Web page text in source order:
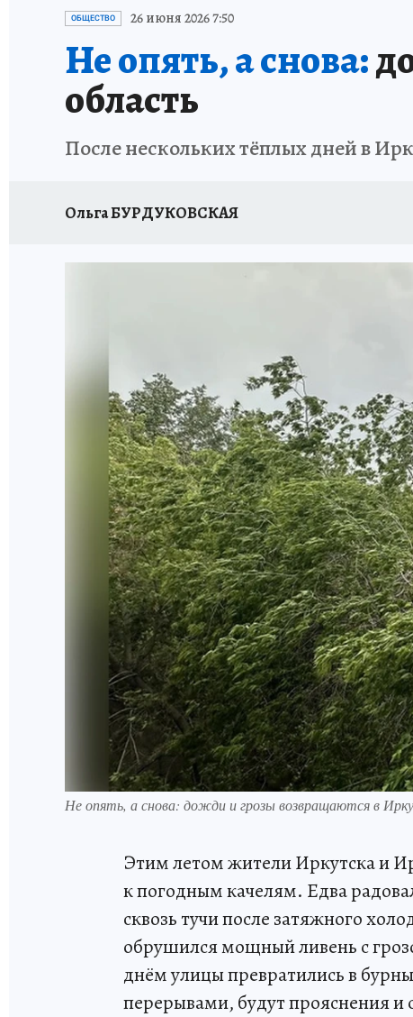
ПРОИСШЕСТВИЯ
ОБЩЕСТВО 26 июня 2026 7:50
Не опять, а снова:
область
После нескольких тёплых дней в
Ольга БУРДУКОВСКАЯ
Не опять, а снова: дожди и грозы возвращаются в
Этим летом жители Иркутска и
к погодным качелям. Едва
сквозь тучи после затяжного
обрушился мощный ливень с
днём улицы превратились в
перерывами, будут прояснения и